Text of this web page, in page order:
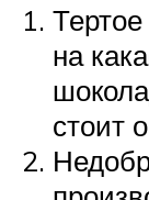
на
стоит